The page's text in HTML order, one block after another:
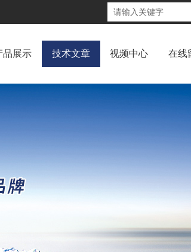
品展示 技术文章 视频中心 在线